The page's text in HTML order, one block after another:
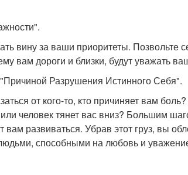
вину за ваши приоритеты. Позвольте
вам дороги и близки, будут уважать
Разрушения Истинного Себя".
от кого-то, кто причиняет вам
человек тянет вас вниз? Большим
развиваться. Убрав этот груз, вы
способными на любовь и